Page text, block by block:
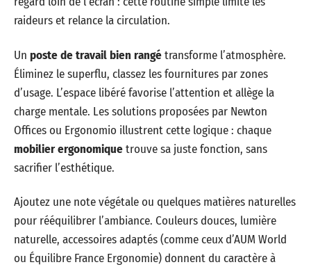
raideurs et relance la circulation.
Un poste de travail bien rangétransforme l’atmosphère.
Éliminez le superflu, classez les fournitures par zones
d’usage. L’espace libéré favorise l’attention et allège la
charge mentale. Les solutions proposées par Newton
Offices ou Ergonomio illustrent cette logique : chaque
mobilier ergonomiquetrouve sa juste fonction, sans
sacrifier l’esthétique.
Ajoutez une note végétale ou quelques matières naturelles
pour rééquilibrer l’ambiance. Couleurs douces, lumière
naturelle, accessoires adaptés (comme ceux d’AUM World
ou Équilibre France Ergonomie) donnent du caractère à